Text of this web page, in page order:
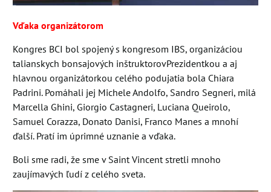
Vďaka organizátorom
Kongres BCI bol spojený s kongresom IBS, organizáciou
talianskych bonsajových inštruktorovPrezidentkou a aj
hlavnou organizátorkou celého podujatia bola Chiara
Padrini. Pomáhali jej Michele Andolfo, Sandro Segneri, milá
Marcella Ghini, Giorgio Castagneri, Luciana Queirolo,
Samuel Corazza, Donato Danisi, Franco Manes a mnohí
ďalší. Pratí im úprimné uznanie a vďaka.
Boli sme radi, že sme v Saint Vincent stretli mnoho
zaujímavých ľudí z celého sveta.